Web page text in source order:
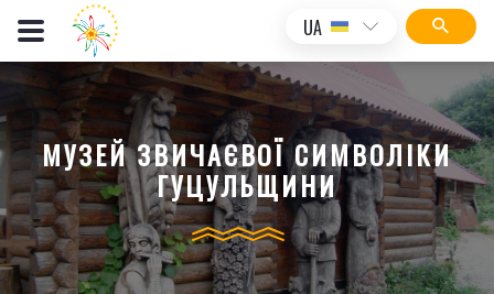
UA
МУЗЕЙ ЗВИЧАЄВОЇ СИМВОЛІКИ
ГУЦУЛЬЩИНИ